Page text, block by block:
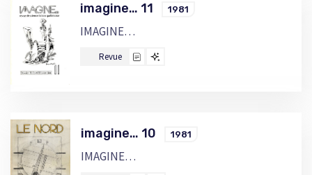
imagine… 11 1981
IMAGINE…
Revue
imagine… 10 1981
IMAGINE…